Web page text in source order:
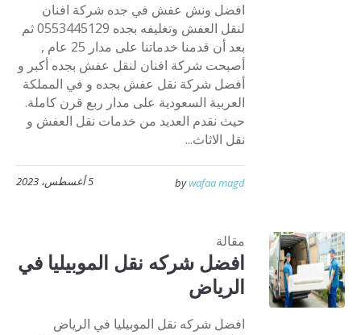
افضل ونش عفش في جده شركة افنان
لنقل العفش وتغليفه بجده 0553445129 ثم
بعد أن قدمنا خدماتنا على مدار 25 عام ,
أصبحت شركة افنان لنقل عفش بجده أكبر و
أفضل شركة نقل عفش بجده و في المملكة
العربية السعودية على مدار ربع قرن كاملة.
حيث نقدم العديد من خدمات نقل العفش و
نقل الاثاث...
5 أغسطس، 2023 bywafaa magd
مقالة
افضل شركه نقل الموبيليا في
الرياض
افضل شركه نقل الموبيليا في الرياض